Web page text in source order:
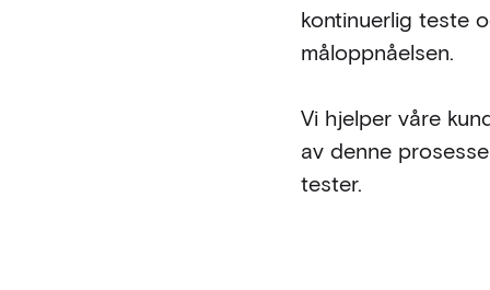
kontinuerlig teste
måloppnåelsen.
Vi hjelper våre
av denne
tester.